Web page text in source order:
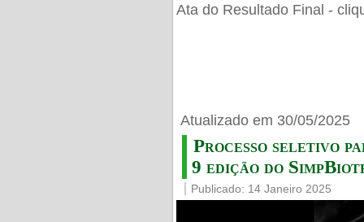
Ata do Resultado Final -
Atualizado em 30/05/2025
Processo seletivo
9 edição do
Publicado: 14 Janeiro 2025